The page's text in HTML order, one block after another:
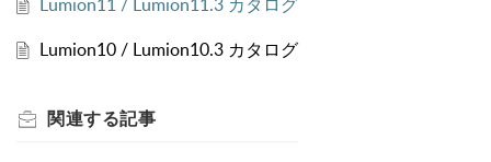
Lumion10 / Lumion10.3 カタログ
関連する記事